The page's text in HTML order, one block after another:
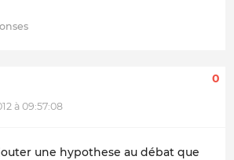
à 09:57:08
0
une hypothese au débat que